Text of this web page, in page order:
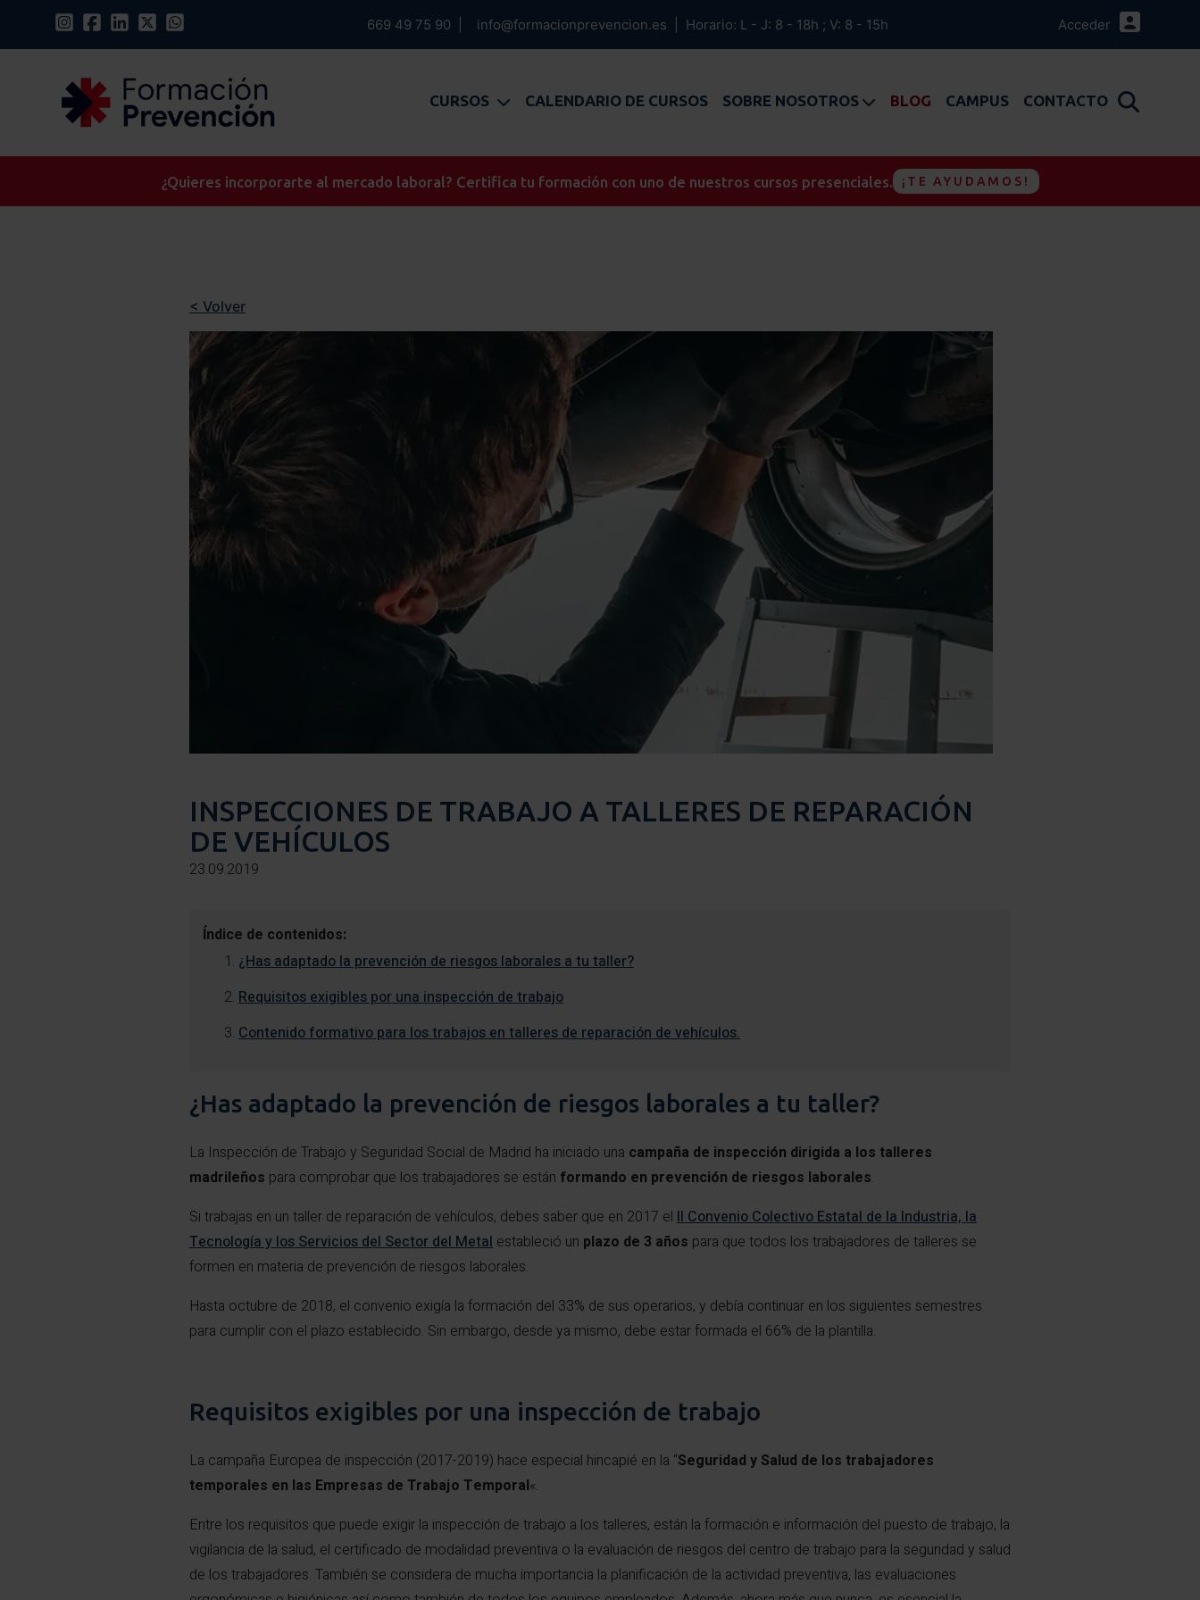
669 49 75 90 info@formacionprevencion.es Horario: L - J: 8 - 18h ; V: 8 - 15h Acceder
CURSOS CALENDARIO DE CURSOS SOBRE NOSOTROS BLOG CAMPUS CONTACTO
¿Quieres incorporarte al mercado laboral? Certifica tu formación con uno de nuestros cursos presenciales. ¡TE AYUDAMOS!
< Volver
INSPECCIONES DE TRABAJO A TALLERES DE REPARACIÓN
DE VEHÍCULOS
23.09.2019
Índice de contenidos:
¿Has adaptado la prevención de riesgos laborales a tu taller?
Requisitos exigibles por una inspección de trabajo
Contenido formativo para los trabajos en talleres de reparación de vehículos.
¿Has adaptado la prevención de riesgos laborales a tu taller?
La Inspección de Trabajo y Seguridad Social de Madrid ha iniciado una campaña de inspección dirigida a los talleres
madrileños para comprobar que los trabajadores se están formando en prevención de riesgos laborales.
Si trabajas en un taller de reparación de vehículos, debes saber que en 2017 el II Convenio Colectivo Estatal de la Industria, la
Tecnología y los Servicios del Sector del Metal estableció un plazo de 3 años para que todos los trabajadores de talleres se
formen en materia de prevención de riesgos laborales.
Hasta octubre de 2018, el convenio exigía la formación del 33% de sus operarios, y debía continuar en los siguientes semestres
para cumplir con el plazo establecido. Sin embargo, desde ya mismo, debe estar formada el 66% de la plantilla.
Requisitos exigibles por una inspección de trabajo
La campaña Europea de inspección (2017-2019) hace especial hincapié en la “Seguridad y Salud de los trabajadores
temporales en las Empresas de Trabajo Temporal«.
Entre los requisitos que puede exigir la inspección de trabajo a los talleres, están la formación e información del puesto de trabajo, la
vigilancia de la salud, el certificado de modalidad preventiva o la evaluación de riesgos del centro de trabajo para la seguridad y salud
de los trabajadores. También se considera de mucha importancia la planificación de la actividad preventiva, las evaluaciones